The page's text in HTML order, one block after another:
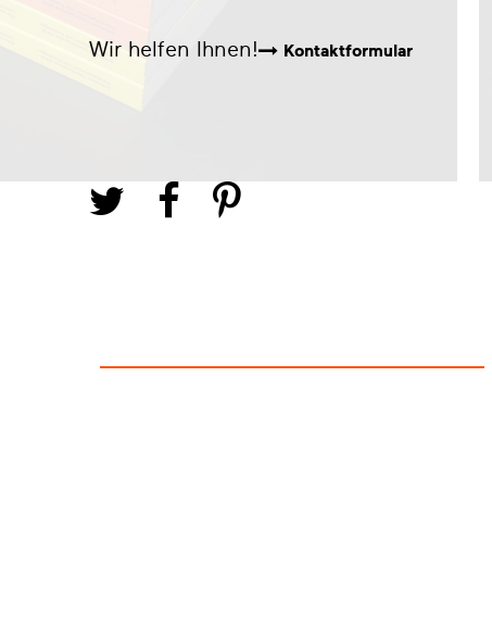
Wir helfen Ihnen! Kontaktformular